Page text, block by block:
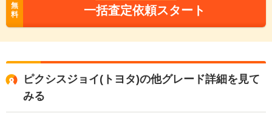
無
料
一括査定依頼スタート
ピクシスジョイ(トヨタ)の他グレード詳細を見て
みる